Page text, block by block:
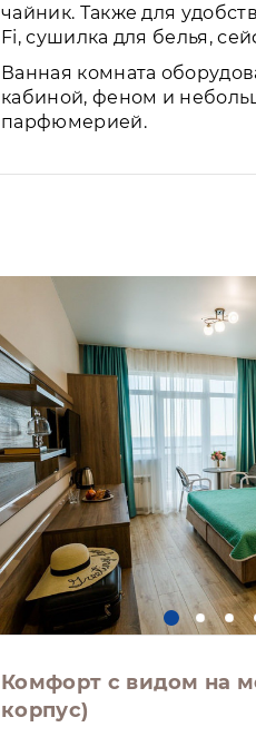
чайник. Также для
Fi, сушилка для белья,
Ванная комната
кабиной, феном и
парфюмерией.
Комфорт с видом на
корпус)